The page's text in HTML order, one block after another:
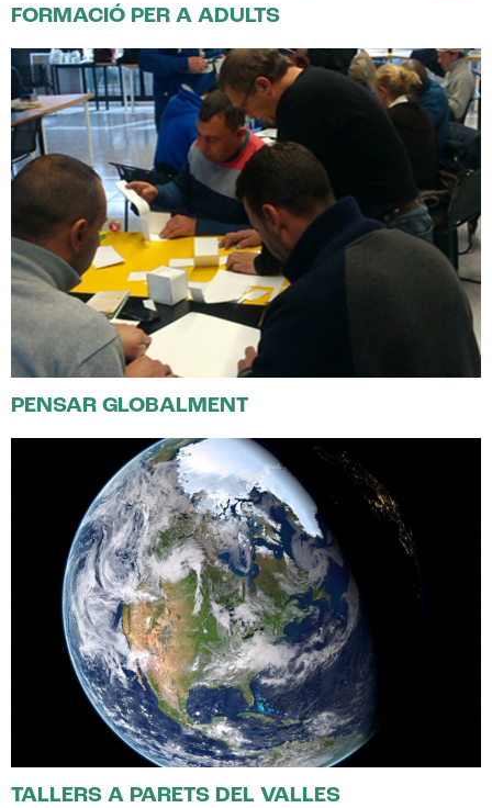
FORMACIÓ PER A ADULTS
PENSAR GLOBALMENT
TALLERS A PARETS DEL VALLES